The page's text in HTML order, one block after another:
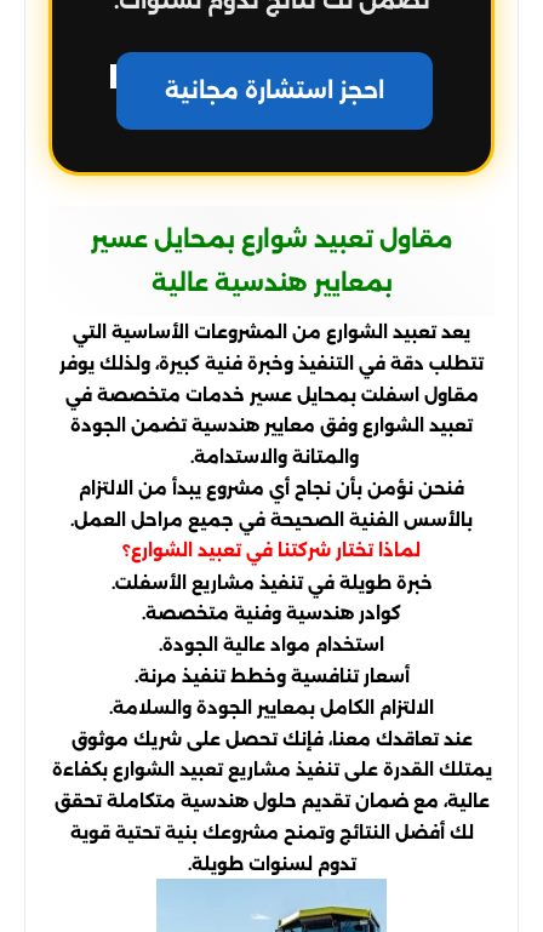
احجز استشارة مجانية
مقاول تعبيد شوارع بمحايل عسير
بمعايير هندسية عالية
يعد تعبيد الشوارع من المشروعات الأساسية التي
تتطلب دقة في التنفيذ وخبرة فنية كبيرة، ولذلك يوفر
مقاول اسفلت بمحايل عسير خدمات متخصصة في
تعبيد الشوارع وفق معايير هندسية تضمن الجودة
والمتانة والاستدامة.
فنحن نؤمن بأن نجاح أي مشروع يبدأ من الالتزام
بالأسس الفنية الصحيحة في جميع مراحل العمل.
لماذا تختار شركتنا في تعبيد الشوارع؟
خبرة طويلة في تنفيذ مشاريع الأسفلت.
كوادر هندسية وفنية متخصصة.
استخدام مواد عالية الجودة.
أسعار تنافسية وخطط تنفيذ مرنة.
الالتزام الكامل بمعايير الجودة والسلامة.
عند تعاقدك معنا، فإنك تحصل على شريك موثوق
يمتلك القدرة على تنفيذ مشاريع تعبيد الشوارع بكفاءة
عالية، مع ضمان تقديم حلول هندسية متكاملة تحقق
لك أفضل النتائج وتمنح مشروعك بنية تحتية قوية
تدوم لسنوات طويلة.